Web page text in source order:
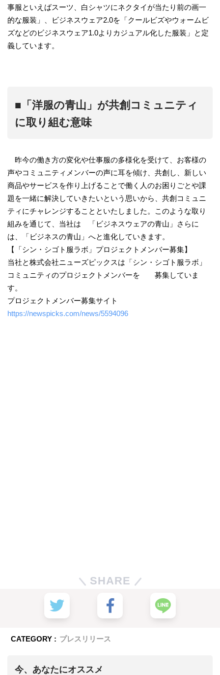
事服といえばスーツ、白シャツにネクタイが当たり前の画一
的な服装」、ビジネスウェア2.0を「クールビズやウォームビ
ズなどのビジネスウェア1.0よりカジュアル化した服装」と定
義しています。
■「洋服の青山」が共創コミュニティ
に取り組む意味
昨今の働き方の変化や仕事服の多様化を受けて、お客様の
声やコミュニティメンバーの声に耳を傾け、共創し、新しい
商品やサービスを作り上げることで働く人のお困りごとや課
題を一緒に解決していきたいという思いから、共創コミュニ
ティにチャレンジすることといたしました。このような取り
組みを通じて、当社は 「ビジネスウェアの青山」さらに
は、「ビジネスの青山」へと進化していきます。
【「シン・シゴト服ラボ」プロジェクトメンバー募集】
当社と株式会社ニューズピックスは「シン・シゴト服ラボ」
コミュニティのプロジェクトメンバーを 募集していま
す。
プロジェクトメンバー募集サイト
https://newspicks.com/news/5594096
SHARE
CATEGORY : プレスリリース
今、あなたにオススメ